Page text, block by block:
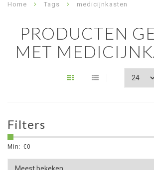
Home Tags medicijnkasten
PRODUCTEN
MET
Filters
Min: €0